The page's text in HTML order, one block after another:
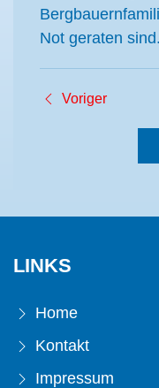
Not geraten sind.
Voriger
LINKS
Home
Kontakt
Impressum